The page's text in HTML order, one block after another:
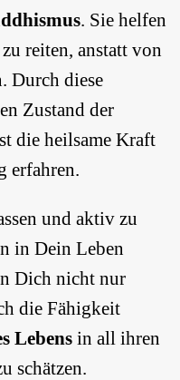
. Sie helfen
reiten, anstatt von
Durch diese
Zustand der
die heilsame Kraft
erfahren.
und aktiv zu
in Dein Leben
Dich nicht nur
die Fähigkeit
Lebens in all ihren
schätzen.